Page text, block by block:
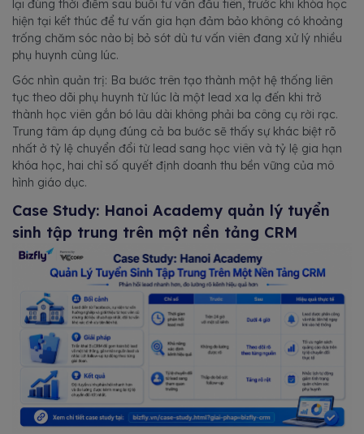
lại đúng thời điểm sau buổi tư vấn đầu tiên, trước khi khóa học
hiện tại kết thúc để tư vấn gia hạn đảm bảo không có khoảng
trống chăm sóc nào bị bỏ sót dù tư vấn viên đang xử lý nhiều
phụ huynh cùng lúc.
Góc nhìn quản trị: Ba bước trên tạo thành một hệ thống liên
tục theo dõi phụ huynh từ lúc là một lead xa lạ đến khi trở
thành học viên gắn bó lâu dài không phải ba công cụ rời rạc.
Trung tâm áp dụng đúng cả ba bước sẽ thấy sự khác biệt rõ
nhất ở tỷ lệ chuyển đổi từ lead sang học viên và tỷ lệ gia hạn
khóa học, hai chỉ số quyết định doanh thu bền vững của mô
hình giáo dục.
Case Study: Hanoi Academy quản lý tuyển
sinh tập trung trên một nền tảng CRM